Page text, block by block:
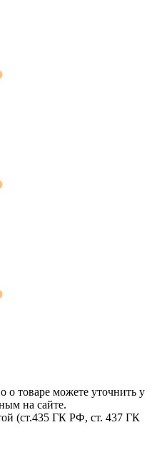
о товаре можете уточнить у
на сайте.
(ст.435 ГК РФ, cт. 437 ГК